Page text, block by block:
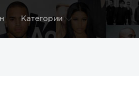
Категории